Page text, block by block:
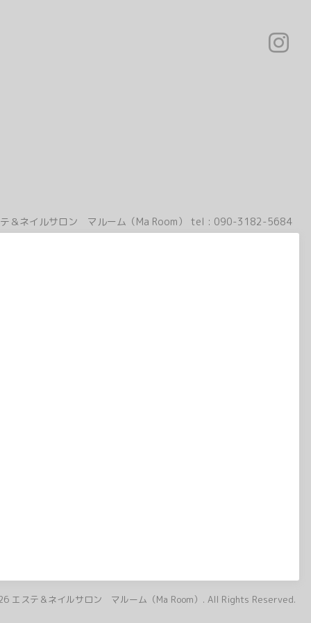
＆ネイルサロン マルーム（Ma Room） tel : 090-3182-5684
エステ＆ネイルサロン マルーム（Ma Room） . All Rights Reserved.